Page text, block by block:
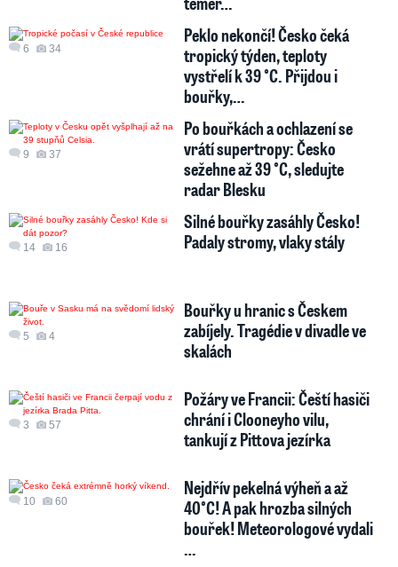
6 34
Peklo nekončí! Česko čeká
tropický týden, teploty
vystřelí k 39 °C. Přijdou i
bouřky,…
9 37
Po bouřkách a ochlazení se
vrátí supertropy: Česko
sežehne až 39 °C, sledujte
radar Blesku
14 16
Silné bouřky zasáhly Česko!
Padaly stromy, vlaky stály
5 4
Bouřky u hranic s Českem
zabíjely. Tragédie v divadle ve
skalách
3 57
Požáry ve Francii: Čeští hasiči
chrání i Clooneyho vilu,
tankují z Pittova jezírka
10 60
Nejdřív pekelná výheň a až
40°C! A pak hrozba silných
bouřek! Meteorologové vydali
…